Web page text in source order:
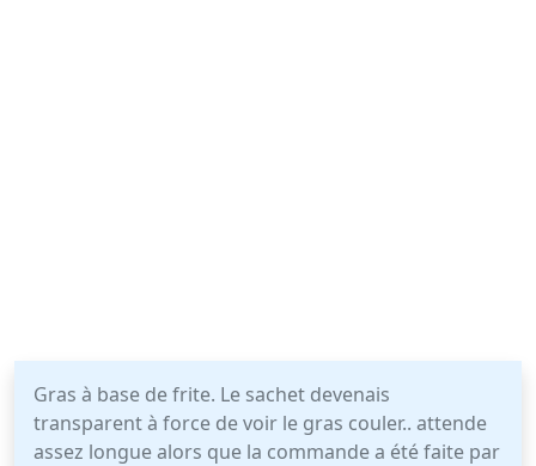
Gras à base de frite. Le sachet devenais
transparent à force de voir le gras couler.. attende
assez longue alors que la commande a été faite par